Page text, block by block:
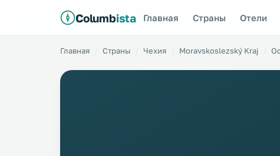
Columbista Главная Страны Отели
Главная Страны Чехия Moravskoslezský Kraj